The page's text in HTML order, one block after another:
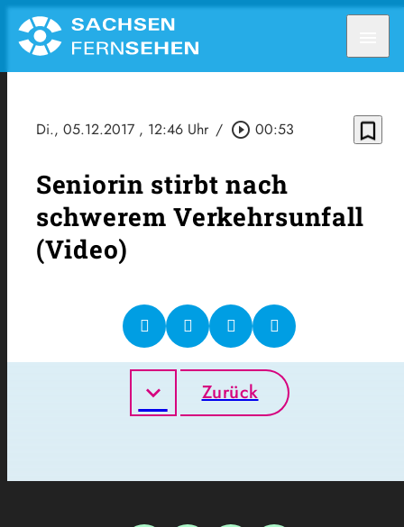
Di., 05.12.2017 , 12:46 Uhr / play_circle_outline 00:53 bookmark_border
Seniorin stirbt nach
schwerem Verkehrsunfall
(Video)
Zurück